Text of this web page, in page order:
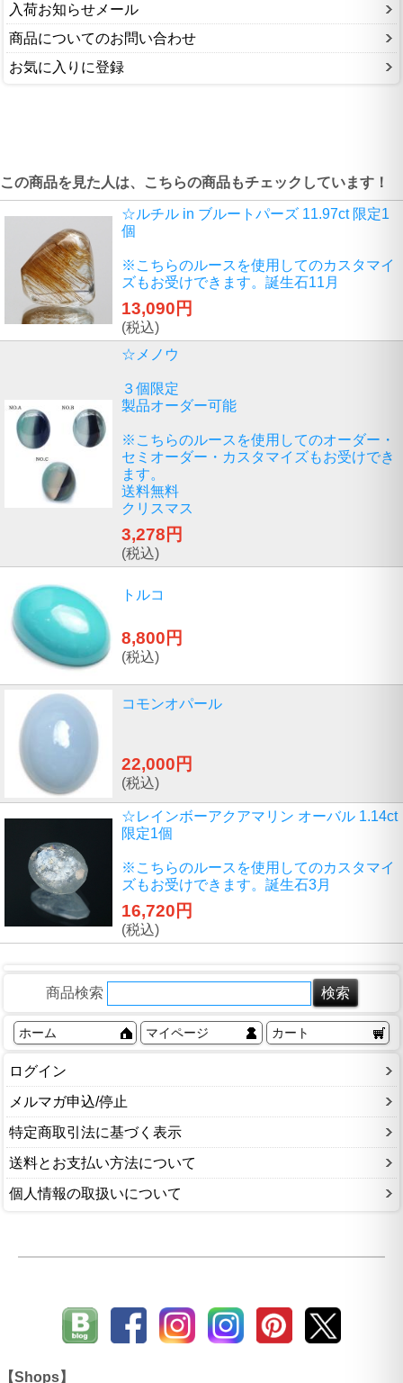
入荷お知らせメール
商品についてのお問い合わせ
お気に入りに登録
この商品を見た人は、こちらの商品もチェックしています！
☆ルチル in ブルートパーズ 11.97ct 限定1
個
※こちらのルースを使用してのカスタマイ
ズもお受けできます。誕生石11月
13,090円
(税込)
☆メノウ
３個限定
製品オーダー可能
※こちらのルースを使用してのオーダー・
セミオーダー・カスタマイズもお受けでき
ます。
送料無料
クリスマス
3,278円
(税込)
トルコ
8,800円
(税込)
コモンオパール
22,000円
(税込)
☆レインボーアクアマリン オーバル 1.14ct
限定1個
※こちらのルースを使用してのカスタマイ
ズもお受けできます。誕生石3月
16,720円
(税込)
商品検索
ホーム マイページ カート
ログイン
メルマガ申込/停止
特定商取引法に基づく表示
送料とお支払い方法について
個人情報の取扱いについて
【Shops】